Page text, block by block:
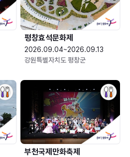
평창효석문화제
2026.09.04~2026.09.13
강원특별자치도 평창군
부천국제만화축제